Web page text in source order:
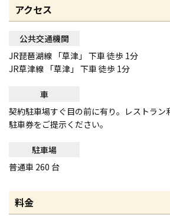
アクセス
公共交通機関
JR琵琶湖線 「草津」 下車 徒歩 1分
JR草津線 「草津」 下車 徒歩 1分
車
契約駐車場すぐ目の前に有り。レストラン
駐車券をご提示ください。
駐車場
普通車 260 台
料金